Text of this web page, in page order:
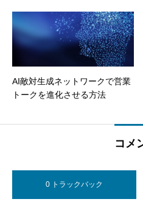
AI敵対生成ネットワークで営業
トークを進化させる方法
コメ
0 トラックバック